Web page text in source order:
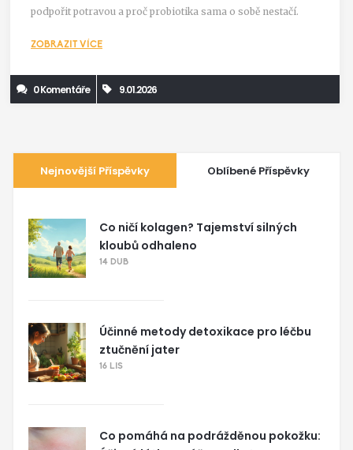
podpořit potravou a proč probiotika sama o sobě nestačí.
ZOBRAZIT VÍCE
0 Komentáře 9.01.2026
Nejnovější Příspěvky Oblíbené Příspěvky
Co ničí kolagen? Tajemství silných
kloubů odhaleno
14 DUB
Účinné metody detoxikace pro léčbu
ztučnění jater
16 LIS
Co pomáhá na podrážděnou pokožku: